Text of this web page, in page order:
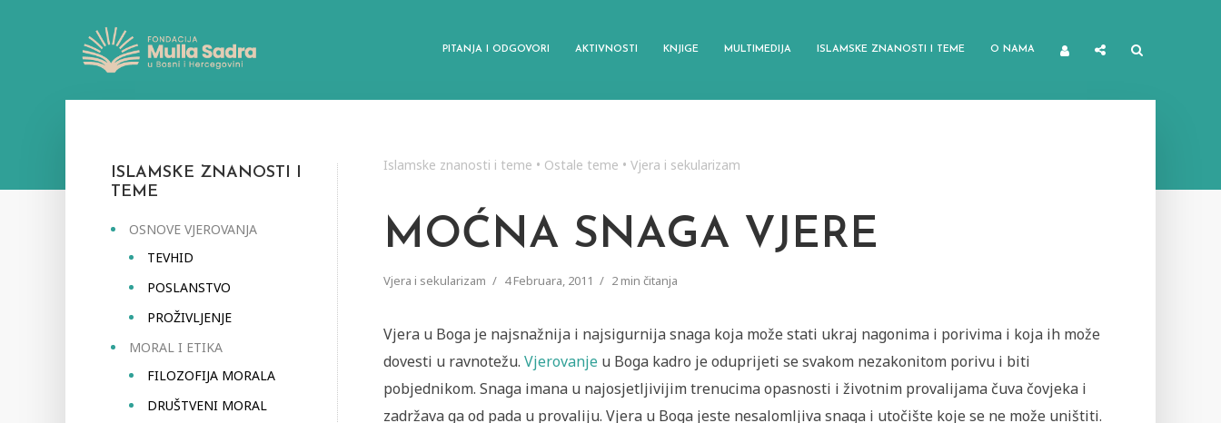
PITANJA I ODGOVORI AKTIVNOSTI KNJIGE MULTIMEDIJA ISLAMSKE ZNANOSTI I TEME O NAMA
ISLAMSKE ZNANOSTI I
TEME
OSNOVE VJEROVANJA
TEVHID
POSLANSTVO
PROŽIVLJENJE
MORAL I ETIKA
FILOZOFIJA MORALA
DRUŠTVENI MORAL
Islamske znanosti i teme • Ostale teme • Vjera i sekularizam
MOĆNA SNAGA VJERE
Vjera i sekularizam 4 Februara, 2011 2 min čitanja
Vjera u Boga je najsnažnija i najsigurnija snaga koja može stati ukraj nagonima i porivima i koja ih može
dovesti u ravnotežu. Vjerovanje u Boga kadro je oduprijeti se svakom nezakonitom porivu i biti
pobjednikom. Snaga imana u najosjetljivijim trenucima opasnosti i životnim provalijama čuva čovjeka i
zadržava ga od pada u provaliju. Vjera u Boga jeste nesalomljiva snaga i utočište koje se ne može uništiti.